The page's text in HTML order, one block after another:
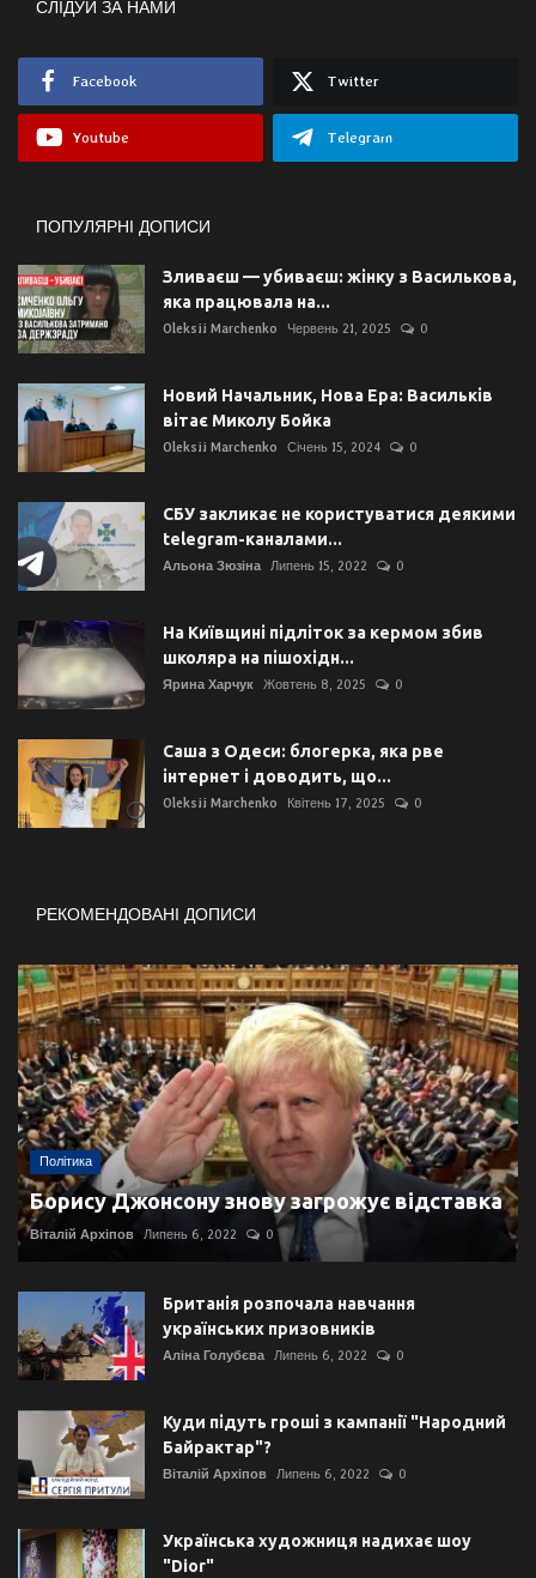
СЛІДУЙ ЗА НАМИ
Facebook Twitter
Youtube Telegram
ПОПУЛЯРНІ ДОПИСИ
Зливаєш — убиваєш: жінку з Василькова,
яка працювала на...
Oleksii Marchenko Червень 21, 2025 0
Новий Начальник, Нова Ера: Васильків
вітає Миколу Бойка
Oleksii Marchenko Січень 15, 2024 0
СБУ закликає не користуватися деякими
telegram-каналами...
Альона Зюзіна Липень 15, 2022 0
На Київщині підліток за кермом збив
школяра на пішохідн...
Ярина Харчук Жовтень 8, 2025 0
Саша з Одеси: блогерка, яка рве
інтернет і доводить, що...
Oleksii Marchenko Квітень 17, 2025 0
РЕКОМЕНДОВАНІ ДОПИСИ
Політика
Борису Джонсону знову загрожує відставка
Віталій Архіпов Липень 6, 2022 0
Британія розпочала навчання
українських призовників
Аліна Голубєва Липень 6, 2022 0
Куди підуть гроші з кампанії "Народний
Байрактар"?
Віталій Архіпов Липень 6, 2022 0
Українська художниця надихає шоу
"Dior"